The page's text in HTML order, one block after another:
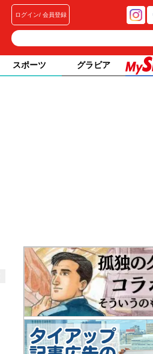
ログイン 会員登録
スポーツ グラビア